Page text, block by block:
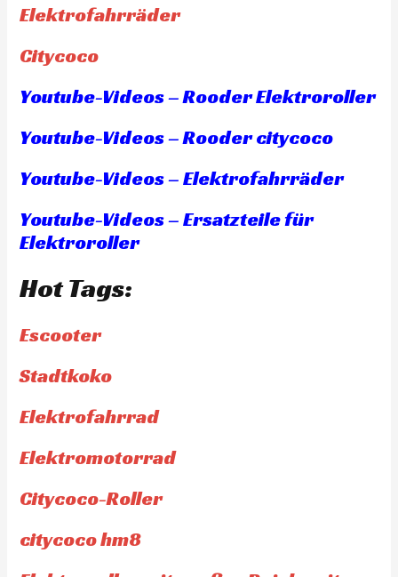
Elektrofahrräder
Citycoco
Youtube-Videos – Rooder Elektroroller
Youtube-Videos – Rooder citycoco
Youtube-Videos – Elektrofahrräder
Youtube-Videos – Ersatzteile für
Elektroroller
Hot Tags:
Escooter
Stadtkoko
Elektrofahrrad
Elektromotorrad
Citycoco-Roller
citycoco hm8